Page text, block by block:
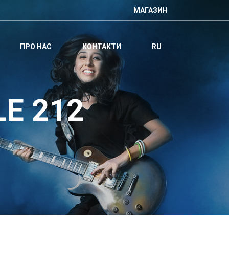
МАГАЗИН
ПРО НАС КОНТАКТИ RU
212